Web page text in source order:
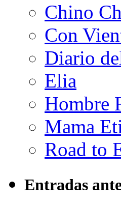
Chino
Con
Diario
Elia
Hombre
Mama
Road to
Entradas